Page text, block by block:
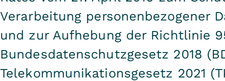
Verarbeitung personenbezogener
und zur Aufhebung der Richtlinie
Bundesdatenschutzgesetz 2018
Telekommunikationsgesetz 2021